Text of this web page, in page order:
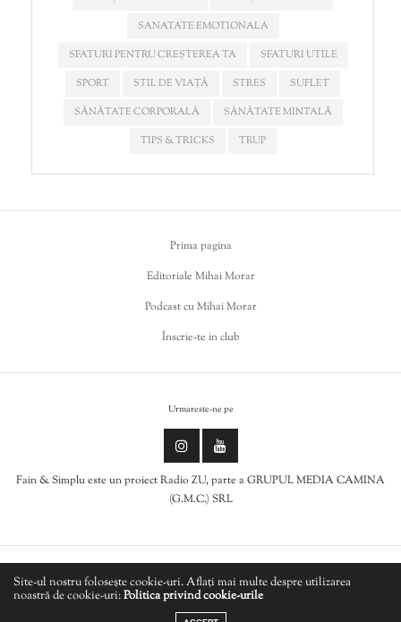
SANATATE EMOTIONALA
SFATURI PENTRU CREȘTEREA TA
SFATURI UTILE
SPORT
STIL DE VIAȚĂ STRES
SUFLET
SĂNĂTATE CORPORALĂ
SĂNĂTATE MINTALĂ
TIPS & TRICKS
TRUP
Prima pagina
Editoriale Mihai Morar
Podcast cu Mihai Morar
Înscrie-te in club
Urmareste-ne pe
Fain & Simplu este un proiect Radio ZU, parte a GRUPUL MEDIA CAMINA
(G.M.C.) SRL
Politica de cookies
Politică de confidențialitate
Site-ul nostru folosește cookie-uri. Aflați mai multe despre utilizarea
noastră de cookie-uri:Politica privind cookie-urile